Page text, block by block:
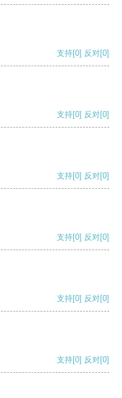
支持[0] 反对[0]
支持[0] 反对[0]
支持[0] 反对[0]
支持[0] 反对[0]
支持[0] 反对[0]
支持[0] 反对[0]